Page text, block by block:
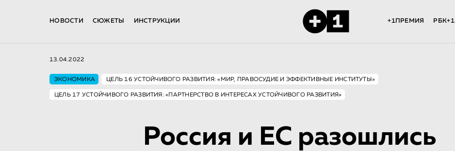
НОВОСТИ СЮЖЕТЫ ИНСТРУКЦИИ +1ПРЕМИЯ РБК+1
13.04.2022
ЭКОНОМИКА ЦЕЛЬ 16 УСТОЙЧИВОГО РАЗВИТИЯ: «МИР, ПРАВОСУДИЕ И ЭФФЕКТИВНЫЕ ИНСТИТУТЫ»
ЦЕЛЬ 17 УСТОЙЧИВОГО РАЗВИТИЯ: «ПАРТНЕРСТВО В ИНТЕРЕСАХ УСТОЙЧИВОГО РАЗВИТИЯ»
Россия и ЕС разошлись